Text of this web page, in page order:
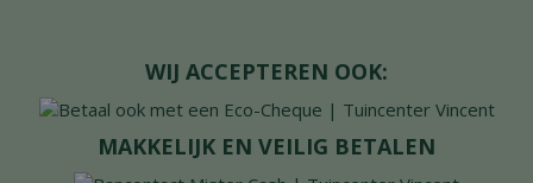
WIJ ACCEPTEREN OOK:
MAKKELIJK EN VEILIG BETALEN